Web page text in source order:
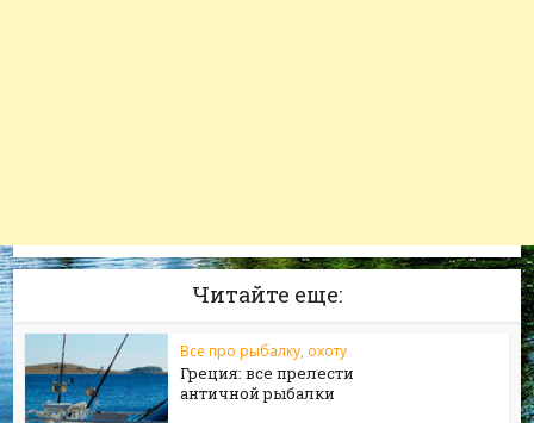
Читайте еще:
Все про рыбалку, охоту
Греция: все прелести
античной рыбалки